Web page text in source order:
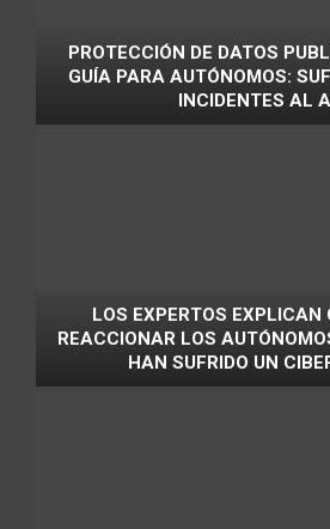
PROTECCIÓN DE DATOS
GUÍA PARA AUTÓNOMOS:
INCIDENTES AL
LOS EXPERTOS EXPLICAN
REACCIONAR LOS
HAN SUFRIDO UN